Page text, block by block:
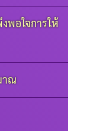
พอใจการให้
าณ